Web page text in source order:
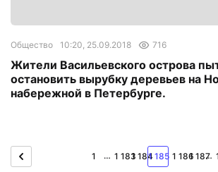
Общество 10:20, 25.09.2018 716
Жители Васильевского острова
остановить вырубку деревьев на
набережной в Петербурге.
1 … 1 1831 1841 185 1 1861 187
…